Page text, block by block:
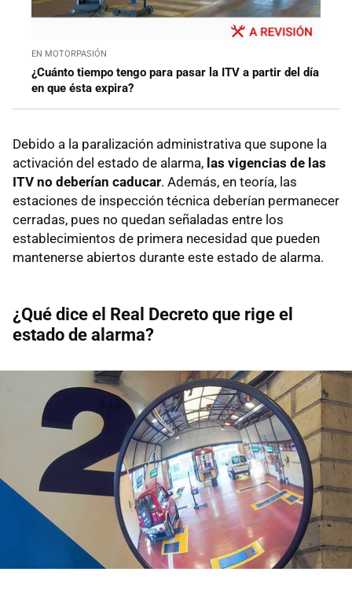
EN MOTORPASIÓN
¿Cuánto tiempo tengo para pasar la ITV a partir del día
en que ésta expira?
Debido a la paralización administrativa que supone la
activación del estado de alarma, las vigencias de las
ITV no deberían caducar. Además, en teoría, las
estaciones de inspección técnica deberían permanecer
cerradas, pues no quedan señaladas entre los
establecimientos de primera necesidad que pueden
mantenerse abiertos durante este estado de alarma.
¿Qué dice el Real Decreto que rige el
estado de alarma?